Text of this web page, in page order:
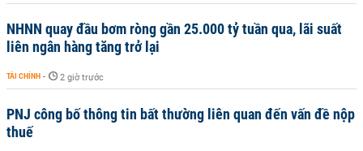
NHNN quay đầu bơm ròng gần 25.000 tỷ tuần qua, lãi suất
liên ngân hàng tăng trở lại
TÀI CHÍNH - 2 giờ trước
PNJ công bố thông tin bất thường liên quan đến vấn đề nộp
thuế